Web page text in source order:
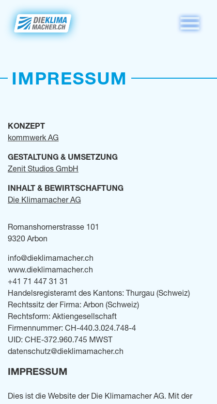
IMPRESSUM
KONZEPT
kommwerk AG
GESTALTUNG & UMSETZUNG
Zenit Studios GmbH
INHALT & BEWIRTSCHAFTUNG
Die Klimamacher AG
Romanshornerstrasse 101
9320 Arbon
info@dieklimamacher.ch
www.dieklimamacher.ch
+41 71 447 31 31
Handelsregisteramt des Kantons: Thurgau (Schweiz)
Rechtssitz der Firma: Arbon (Schweiz)
Rechtsform: Aktiengesellschaft
Firmennummer: CH-440.3.024.748-4
UID: CHE-372.960.745 MWST
datenschutz@dieklimamacher.ch
IMPRESSUM
Dies ist die Website der Die Klimamacher AG. Mit der